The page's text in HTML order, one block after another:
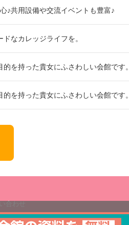
♪共用設備や交流イベントも豊富♪
なカレッジライフを。
を持った貴女にふさわしい会館です。
を持った貴女にふさわしい会館です。